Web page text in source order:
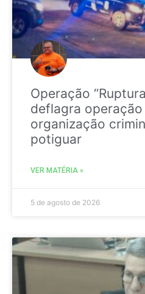
Operação
deflagra
organização
potiguar
VER MATÉRIA »
5 de agosto de 2026